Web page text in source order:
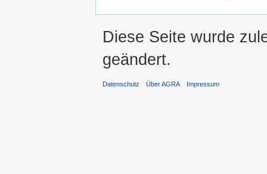
Diese Seite wurde
geändert.
Datenschutz Über AGRA Impressum